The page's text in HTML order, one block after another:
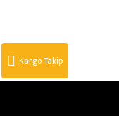
Kargo Takip